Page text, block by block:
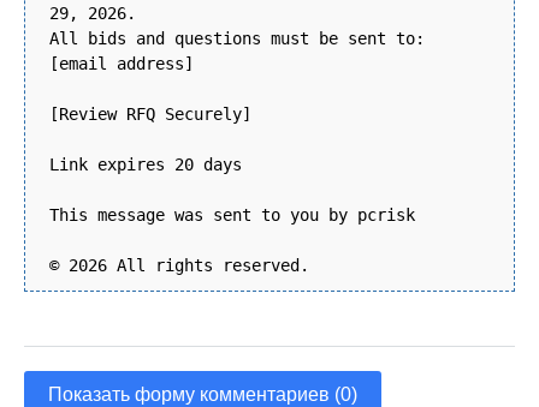
29, 2026.
All bids and questions must be sent to:
[email address]
[Review RFQ Securely]
Link expires 20 days
This message was sent to you by pcrisk
© 2026 All rights reserved.
Показать форму комментариев (0)